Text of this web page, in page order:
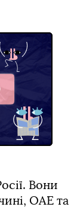
Вони
ОАЕ та